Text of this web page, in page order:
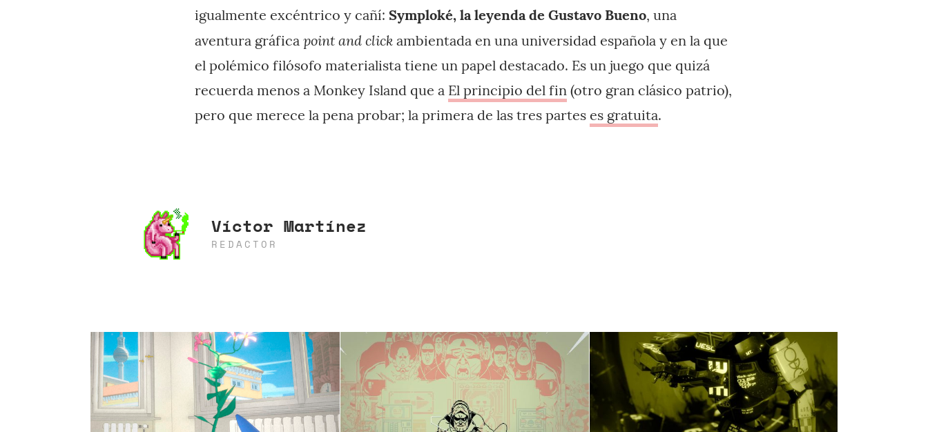
igualmente excéntrico y cañí: Symploké, la leyenda de Gustavo Bueno, una
aventura gráfica point and click ambientada en una universidad española y en la que
el polémico filósofo materialista tiene un papel destacado. Es un juego que quizá
recuerda menos a Monkey Island que a El principio del fin (otro gran clásico patrio),
pero que merece la pena probar; la primera de las tres partes es gratuita.
Víctor Martínez
REDACTOR